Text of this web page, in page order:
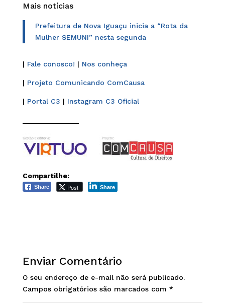
Mais notícias
Prefeitura de Nova Iguaçu inicia a “Rota da
Mulher SEMUNI” nesta segunda
| Fale conosco! | Nos conheça
| Projeto Comunicando ComCausa
| Portal C3 | Instagram C3 Oficial
Compartilhe:
Share Post Share
Enviar Comentário
O seu endereço de e-mail não será publicado.
Campos obrigatórios são marcados com *